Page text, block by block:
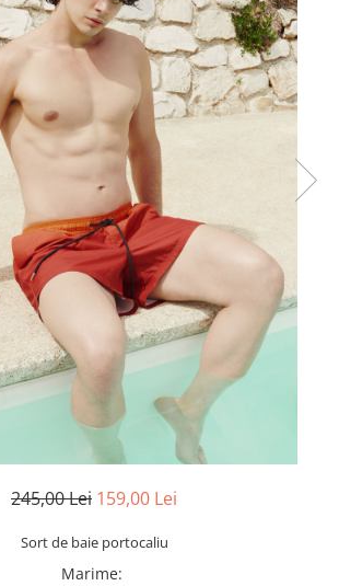
245,00 Lei 159,00 Lei
Sort de baie portocaliu
Marime: